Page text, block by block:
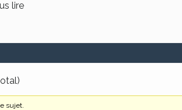
lire
sujet.